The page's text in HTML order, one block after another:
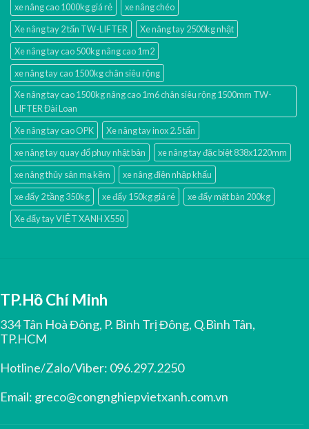
xe nâng cao 1000kg giá rẻ
xe nâng chéo
Xe nâng tay 2 tấn TW-LIFTER
Xe nâng tay 2500kg nhật
Xe nâng tay cao 500kg nâng cao 1m2
xe nâng tay cao 1500kg chân siêu rộng
Xe nâng tay cao 1500kg nâng cao 1m6 chân siêu rộng 1500mm TW-
LIFTER Đài Loan
Xe nâng tay cao OPK
Xe nâng tay inox 2.5 tấn
xe nâng tay quay đổ phuy nhật bản
xe nâng tay đặc biệt 838x1220mm
xe nâng thủy sản mạ kẽm
xe nâng điện nhập khấu
xe đẩy 2 tầng 350kg
xe đẩy 150kg giá rẻ
xe đẩy mặt bàn 200kg
Xe đẩy tay VIỆT XANH X550
TP.Hồ Chí Minh
334 Tân Hoà Đông, P. Bình Trị Đông, Q.Bình Tân,
TP.HCM
Hotline/Zalo/Viber: 096.297.2250
Email: greco@congnghiepvietxanh.com.vn